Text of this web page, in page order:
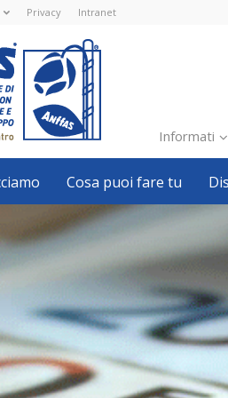
Privacy Intranet
Informati
Cosa puoi fare tu